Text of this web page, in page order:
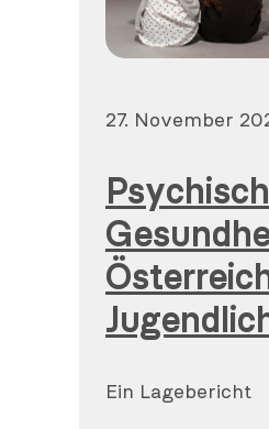
Veröffentlicht
27. November
Ein Lagebericht